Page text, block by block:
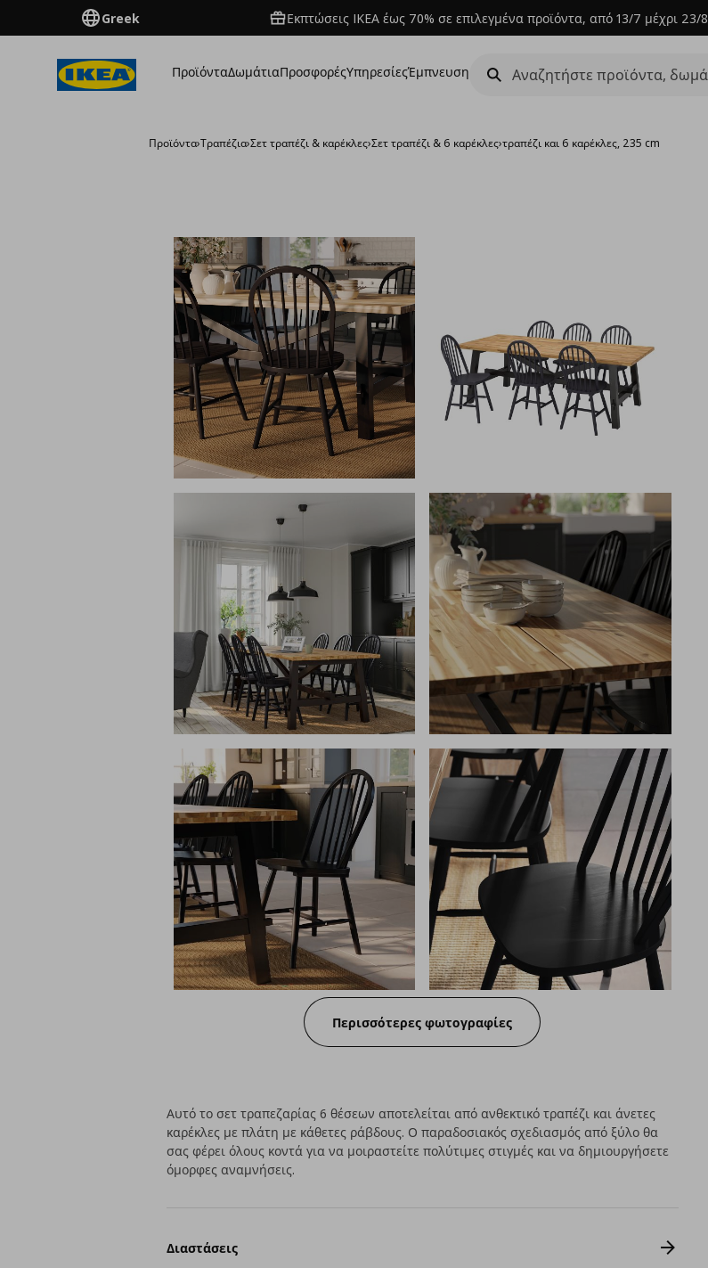
Greek Εκπτώσεις IKEA έως 70% σε επιλεγμένα προϊόντα, από 13/7 μέχρι 23/8
ΠροϊόνταΔωμάτιαΠροσφορέςΥπηρεσίεςΈμπνευση
Προϊόντα›Τραπέζια›Σετ τραπέζι & καρέκλες›Σετ τραπέζι & 6 καρέκλες›τραπέζι και 6 καρέκλες, 235 cm
Περισσότερες φωτογραφίες
Αυτό το σετ τραπεζαρίας 6 θέσεων αποτελείται από ανθεκτικό τραπέζι και άνετες
καρέκλες με πλάτη με κάθετες ράβδους. Ο παραδοσιακός σχεδιασμός από ξύλο θα
σας φέρει όλους κοντά για να μοιραστείτε πολύτιμες στιγμές και να δημιουργήσετε
όμορφες αναμνήσεις.
Διαστάσεις